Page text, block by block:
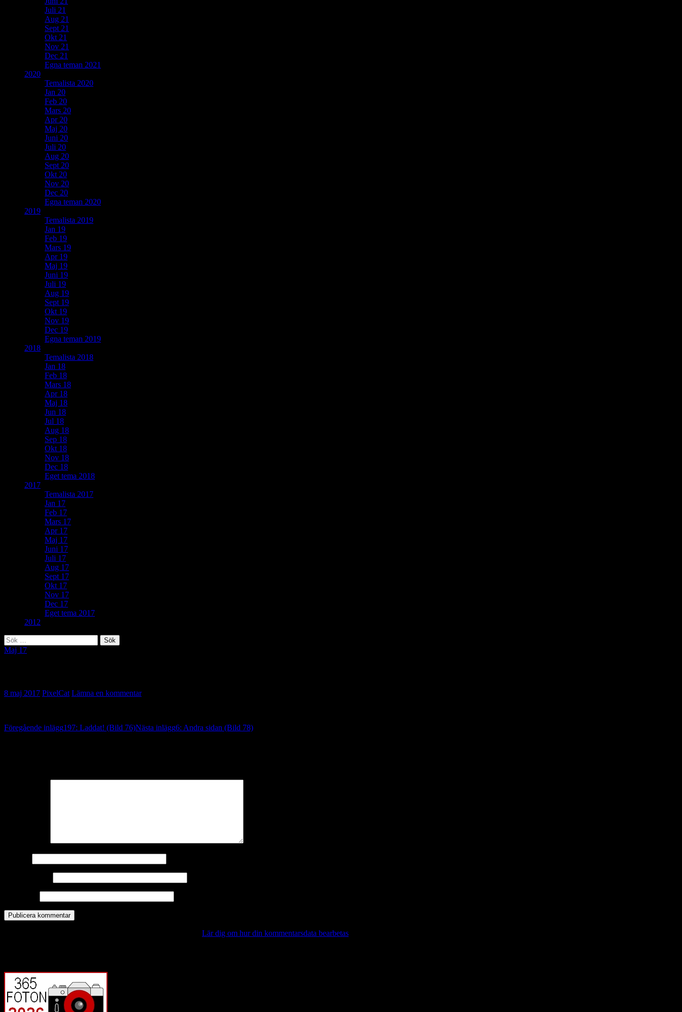
Juli 21
Aug 21
Sept 21
Okt 21
Nov 21
Dec 21
Egna teman 2021
2020
Temalista 2020
Jan 20
Feb 20
Mars 20
Apr 20
Maj 20
Juni 20
Juli 20
Aug 20
Sept 20
Okt 20
Nov 20
Dec 20
Egna teman 2020
2019
Temalista 2019
Jan 19
Feb 19
Mars 19
Apr 19
Maj 19
Juni 19
Juli 19
Aug 19
Sept 19
Okt 19
Nov 19
Dec 19
Egna teman 2019
2018
Temalista 2018
Jan 18
Feb 18
Mars 18
Apr 18
Maj 18
Jun 18
Jul 18
Aug 18
Sep 18
Okt 18
Nov 18
Dec 18
Eget tema 2018
2017
Temalista 2017
Jan 17
Feb 17
Mars 17
Apr 17
Maj 17
Juni 17
Juli 17
Aug 17
Sept 17
Okt 17
Nov 17
Dec 17
Eget tema 2017
2012
Sök
efter:
Maj 17
8 maj 2017 PixelCat Lämna en kommentar
Inläggsnavigering
Föregående inlägg197: Laddat! (Bild 76)Nästa inlägg6: Andra sidan (Bild 78)
Lär dig om hur din kommentarsdata bearbetas